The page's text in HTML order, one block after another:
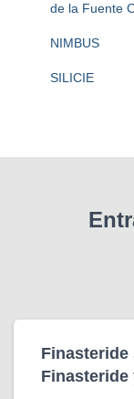
de la Fuente
NIMBUS
SILICIE
Finasteride
Finasteride